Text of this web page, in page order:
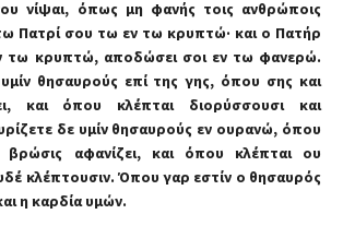
νίψαι, όπως μη φανής τοις ανθρώποις
Πατρί σου τω εν τω κρυπτώ· και ο Πατήρ
τω κρυπτώ, αποδώσει σοι εν τω φανερώ.
θησαυρούς επί της γης, όπου σης και
και όπου κλέπται διορύσσουσι και
δε υμίν θησαυρούς εν ουρανώ, όπου
αφανίζει, και όπου κλέπται ου
κλέπτουσιν. Όπου γαρ εστίν ο θησαυρός
η καρδία υμών.